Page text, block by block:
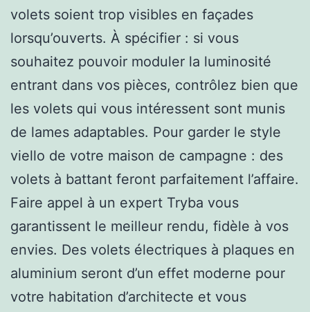
volets soient trop visibles en façades
lorsqu’ouverts. À spécifier : si vous
souhaitez pouvoir moduler la luminosité
entrant dans vos pièces, contrôlez bien que
les volets qui vous intéressent sont munis
de lames adaptables. Pour garder le style
viello de votre maison de campagne : des
volets à battant feront parfaitement l’affaire.
Faire appel à un expert Tryba vous
garantissent le meilleur rendu, fidèle à vos
envies. Des volets électriques à plaques en
aluminium seront d’un effet moderne pour
votre habitation d’architecte et vous